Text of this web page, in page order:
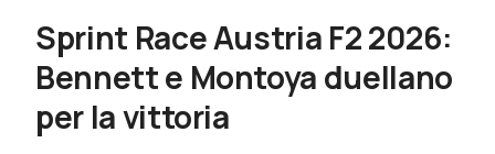
Sprint Race Austria F2 2026:
Bennett e Montoya duellano
per la vittoria